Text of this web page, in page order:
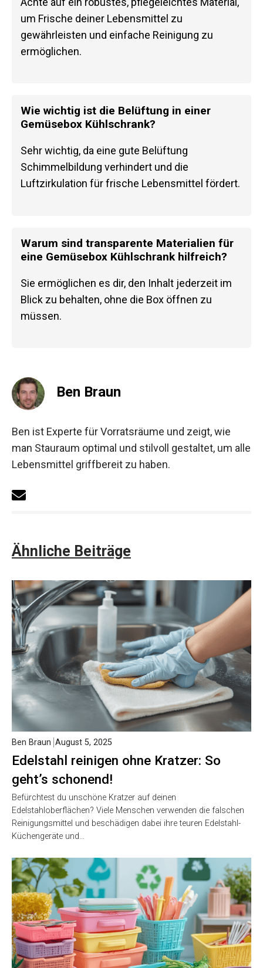
um Frische deiner Lebensmittel zu
gewährleisten und einfache Reinigung zu
ermöglichen.
Wie wichtig ist die Belüftung in einer
Gemüsebox Kühlschrank?
Sehr wichtig, da eine gute Belüftung
Schimmelbildung verhindert und die
Luftzirkulation für frische Lebensmittel fördert.
Warum sind transparente Materialien für
eine Gemüsebox Kühlschrank hilfreich?
Sie ermöglichen es dir, den Inhalt jederzeit im
Blick zu behalten, ohne die Box öffnen zu
müssen.
Ben Braun
Ben ist Experte für Vorratsräume und zeigt, wie
man Stauraum optimal und stilvoll gestaltet, um alle
Lebensmittel griffbereit zu haben.
Ähnliche Beiträge
Edelstahl reinigen ohne Kratzer: So
geht’s schonend!
Ben Braun August 5, 2025
Befürchtest du unschöne Kratzer auf deinen
Edelstahloberflächen? Viele Menschen verwenden die falschen
Reinigungsmittel und beschädigen dabei ihre teuren Edelstahl-
Küchengeräte und…